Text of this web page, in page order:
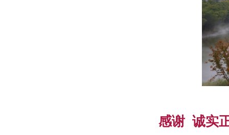
感谢 诚实